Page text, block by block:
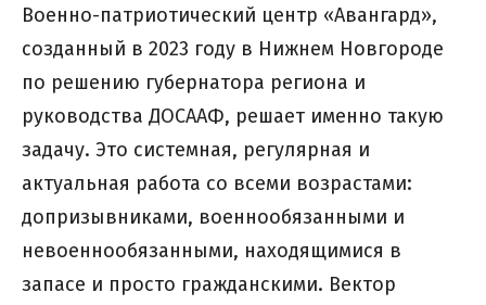
Военно-патриотический центр «Авангард»,
созданный в 2023 году в Нижнем Новгороде
по решению губернатора региона и
руководства ДОСААФ, решает именно такую
задачу. Это системная, регулярная и
актуальная работа со всеми возрастами:
допризывниками, военнообязанными и
невоеннообязанными, находящимися в
запасе и просто гражданскими. Вектор